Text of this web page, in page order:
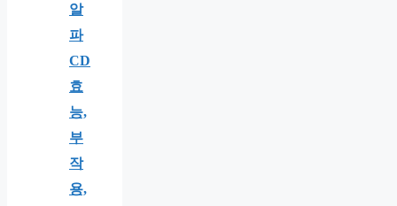
알
파
CD
효
능,
부
작
용,